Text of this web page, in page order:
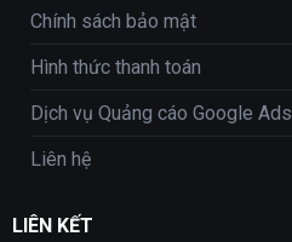
Chính sách bảo mật
Hình thức thanh toán
Dịch vụ Quảng cáo Google Ads
Liên hệ
LIÊN KẾT